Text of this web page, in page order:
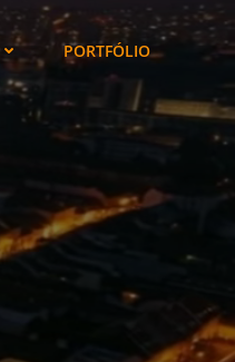
PORTFÓLIO